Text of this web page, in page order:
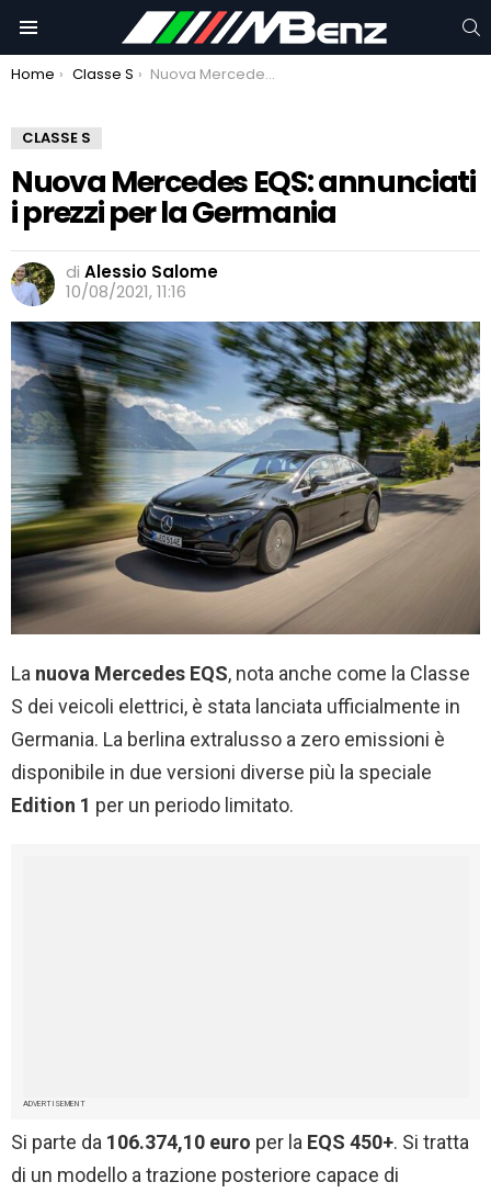
You are here:
Home Classe S Nuova Mercedes EQS: annunciati i prezzi per la Germania
CLASSE S
Nuova Mercedes EQS: annunciati
i prezzi per la Germania
di Alessio Salome
10/08/2021, 11:16
La nuova Mercedes EQS, nota anche come la Classe
S dei veicoli elettrici, è stata lanciata ufficialmente in
Germania. La berlina extralusso a zero emissioni è
disponibile in due versioni diverse più la speciale
Edition 1 per un periodo limitato.
ADVERTISEMENT
Si parte da 106.374,10 euro per la EQS 450+. Si tratta
di un modello a trazione posteriore capace di